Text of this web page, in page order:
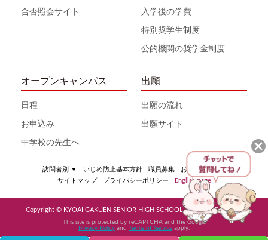
合否照会サイト 入学後の学費
特別奨学生制度
公的機関の奨学金制度
オープンキャンパス
日程
お申込み
中学校の先生へ
出願
出願の流れ
出願サイト
訪問者別 ▼ いじめ防止基本方針 職員募集
お問い合わせ
サイトマップ
プライバシーポリシー English page
Copyright © KYOAI GAKUEN SENIOR HIGH SCHOOL All Rights Reserved
This site is protected by reCAPTCHA and the Google
Privacy Policy and Terms of Service apply.